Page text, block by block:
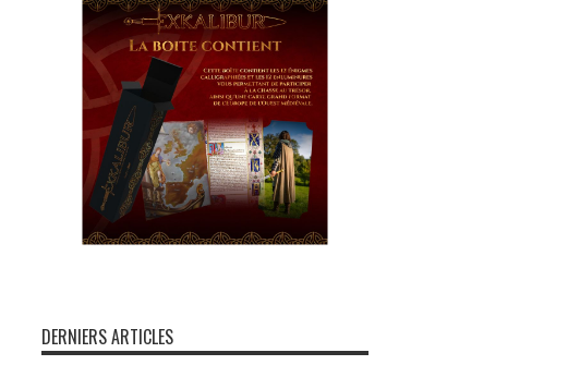
DERNIERS ARTICLES